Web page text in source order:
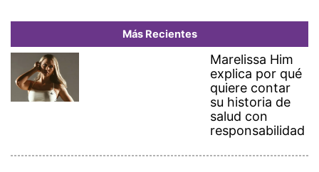
Más Recientes
Marelissa Him
explica por qué
quiere contar
su historia de
salud con
responsabilidad